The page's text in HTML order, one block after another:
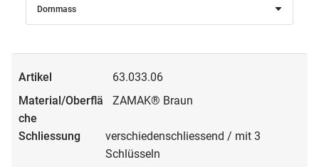
Dornmass
63.033.06
ZAMAK® Braun
verschiedenschliessend / mit 3
Schlüsseln